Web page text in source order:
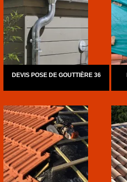
DEVIS POSE DE GOUTTIÈRE 36